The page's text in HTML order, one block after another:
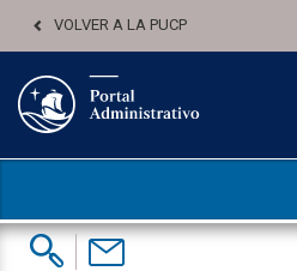
VOLVER A LA PUCP
Buscar:
Contáctenos